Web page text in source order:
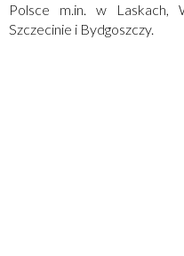
Polsce m.in. w Laskach,
Szczecinie i Bydgoszczy.